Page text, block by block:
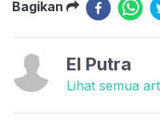
Bagikan
El Putra
Lihat semua